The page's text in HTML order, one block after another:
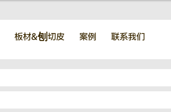
板材&刨切皮 案例 联系我们